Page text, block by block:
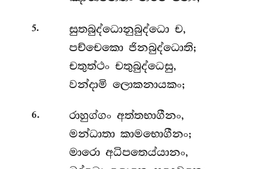
5. සුතබුද්ධොනුබුද්ධො ච,
පච්චෙකො ජිනබුද්ධොති;
චතුත්ථං චතුබුද්ධෙසු,
වන්දාමි ලොකනායකං;
6. රාහුග්ගං අත්තභාගීනං,
මන්ධාතා කාමභොගීනං;
මාරො අධිපතෙය්යානං,